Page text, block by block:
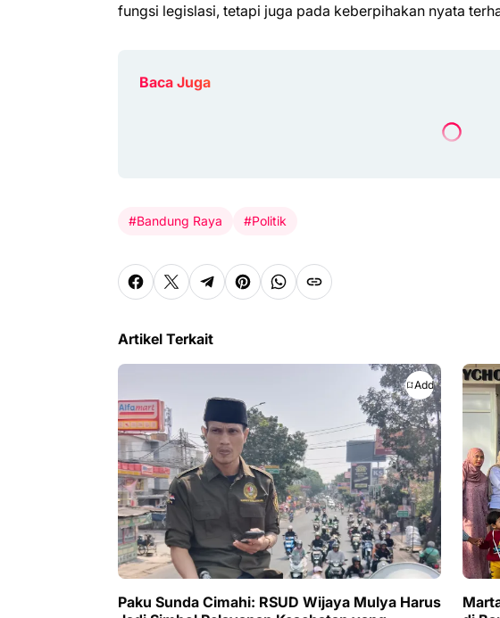
fungsi legislasi, tetapi juga pada keberpihakan nyata
Baca Juga
#Bandung Raya #Politik
Artikel Terkait
Add
Paku Sunda Cimahi: RSUD Wijaya Mulya Harus